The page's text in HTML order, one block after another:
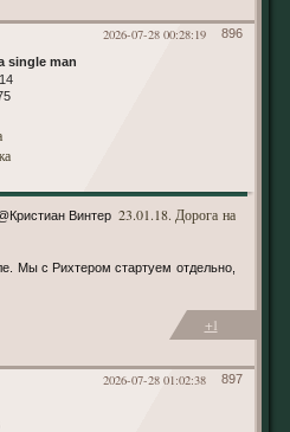
896
2026-07-28 00:28:19
single man
Винтер23.01.18. Дорога на
Мы с Рихтером стартуем отдельно,
+1
897
2026-07-28 01:02:38